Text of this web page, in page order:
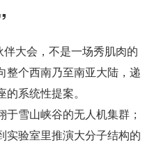
大会，不是一场秀肌肉的
整个西南乃至南亚大陆，递
系统性提案。
雪山峡谷的无人机集群；
实验室里推演大分子结构的